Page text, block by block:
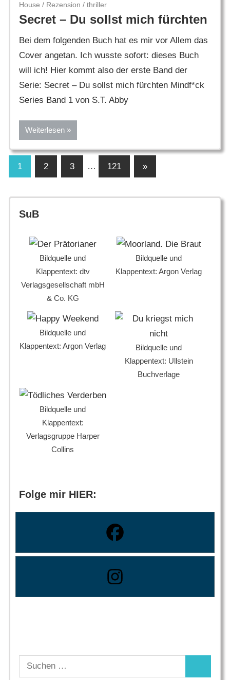
House / Rezension / thriller
Secret – Du sollst mich fürchten
Bei dem folgenden Buch hat es mir vor Allem das
Cover angetan. Ich wusste sofort: dieses Buch
will ich! Hier kommt also der erste Band der
Serie: Secret – Du sollst mich fürchten Mindf*ck
Series Band 1 von S.T. Abby
Weiterlesen
Seitennummerierung
1 2 3 … 121
Nächste
Beiträge
»
SuB
Bildquelle und
Klappentext: dtv
Verlagsgesellschaft mbH
& Co. KG
Bildquelle und
Klappentext: Argon Verlag
Bildquelle und
Klappentext: Argon Verlag
Bildquelle und
Klappentext: Ullstein
Buchverlage
Bildquelle und
Klappentext:
Verlagsgruppe Harper
Collins
Folge mir HIER:
Suchen
nach: